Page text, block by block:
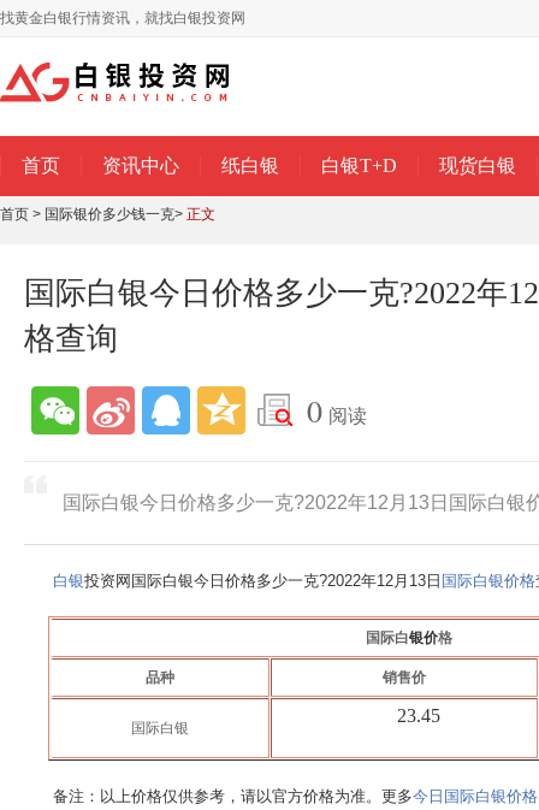
找黄金白银行情资讯，就找白银投资网
首页 资讯中心 纸白银 白银T+D 现货白银
首页 > 国际银价多少钱一克> 正文
国际白银今日价格多少一克?2022年
格查询
0 阅读
国际白银今日价格多少一克?2022年12月13日国际白银
白银投资网国际白银今日价格多少一克?2022年12月13日 国际白银价格
国际白银价格
品种 销售价
国际白银
23.45
备注：以上价格仅供参考，请以官方价格为准。更多今日国际白银价格